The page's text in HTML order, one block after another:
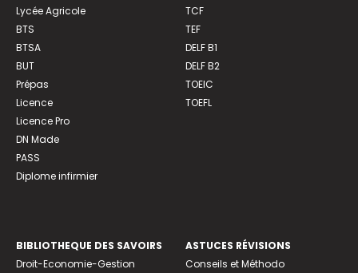
Lycée Agricole
BTS
BTSA
BUT
Prépas
Licence
Licence Pro
DN Made
PASS
Diplome infirmier
TCF
TEF
DELF B1
DELF B2
TOEIC
TOEFL
BIBLIOTHEQUE DES SAVOIRS
Droit-Economie-Gestion
ASTUCES RÉVISIONS
Conseils et Méthodo